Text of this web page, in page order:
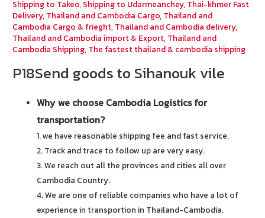
Shipping to Takeo, Shipping to Udarmeanchey, Thai-khmer Fast
Delivery, Thailand and Cambodia Cargo, Thailand and
Cambodia Cargo & frieght, Thailand and Cambodia delivery,
Thailand and Cambodia import & Export, Thailand and
Cambodia Shipping, The fastest thailand & cambodia shipping
P18Send goods to Sihanouk vile
Why we choose Cambodia Logistics for
transportation?
1. we have reasonable shipping fee and fast service.
2. Track and trace to follow up are very easy.
3. We reach out all the provinces and cities all over
Cambodia Country.
4. We are one of reliable companies who have a lot of
experience in transportion in Thailand-Cambodia.